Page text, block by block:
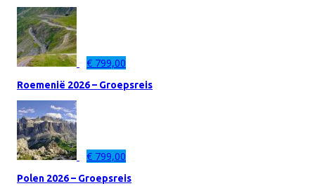
€ 799,00
Roemenië 2026 – Groepsreis
€ 799,00
Polen 2026 – Groepsreis